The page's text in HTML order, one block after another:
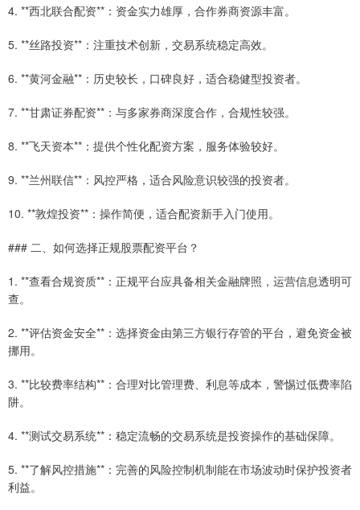
4. **西北联合配资**：资金实力雄厚，合作券商资源丰富。
5. **丝路投资**：注重技术创新，交易系统稳定高效。
6. **黄河金融**：历史较长，口碑良好，适合稳健型投资者。
7. **甘肃证券配资**：与多家券商深度合作，合规性较强。
8. **飞天资本**：提供个性化配资方案，服务体验较好。
9. **兰州联信**：风控严格，适合风险意识较强的投资者。
10. **敦煌投资**：操作简便，适合配资新手入门使用。
### 二、如何选择正规股票配资平台？
1. **查看合规资质**：正规平台应具备相关金融牌照，运营信息透明可
查。
2. **评估资金安全**：选择资金由第三方银行存管的平台，避免资金被
挪用。
3. **比较费率结构**：合理对比管理费、利息等成本，警惕过低费率陷
阱。
4. **测试交易系统**：稳定流畅的交易系统是投资操作的基础保障。
5. **了解风控措施**：完善的风险控制机制能在市场波动时保护投资者
利益。